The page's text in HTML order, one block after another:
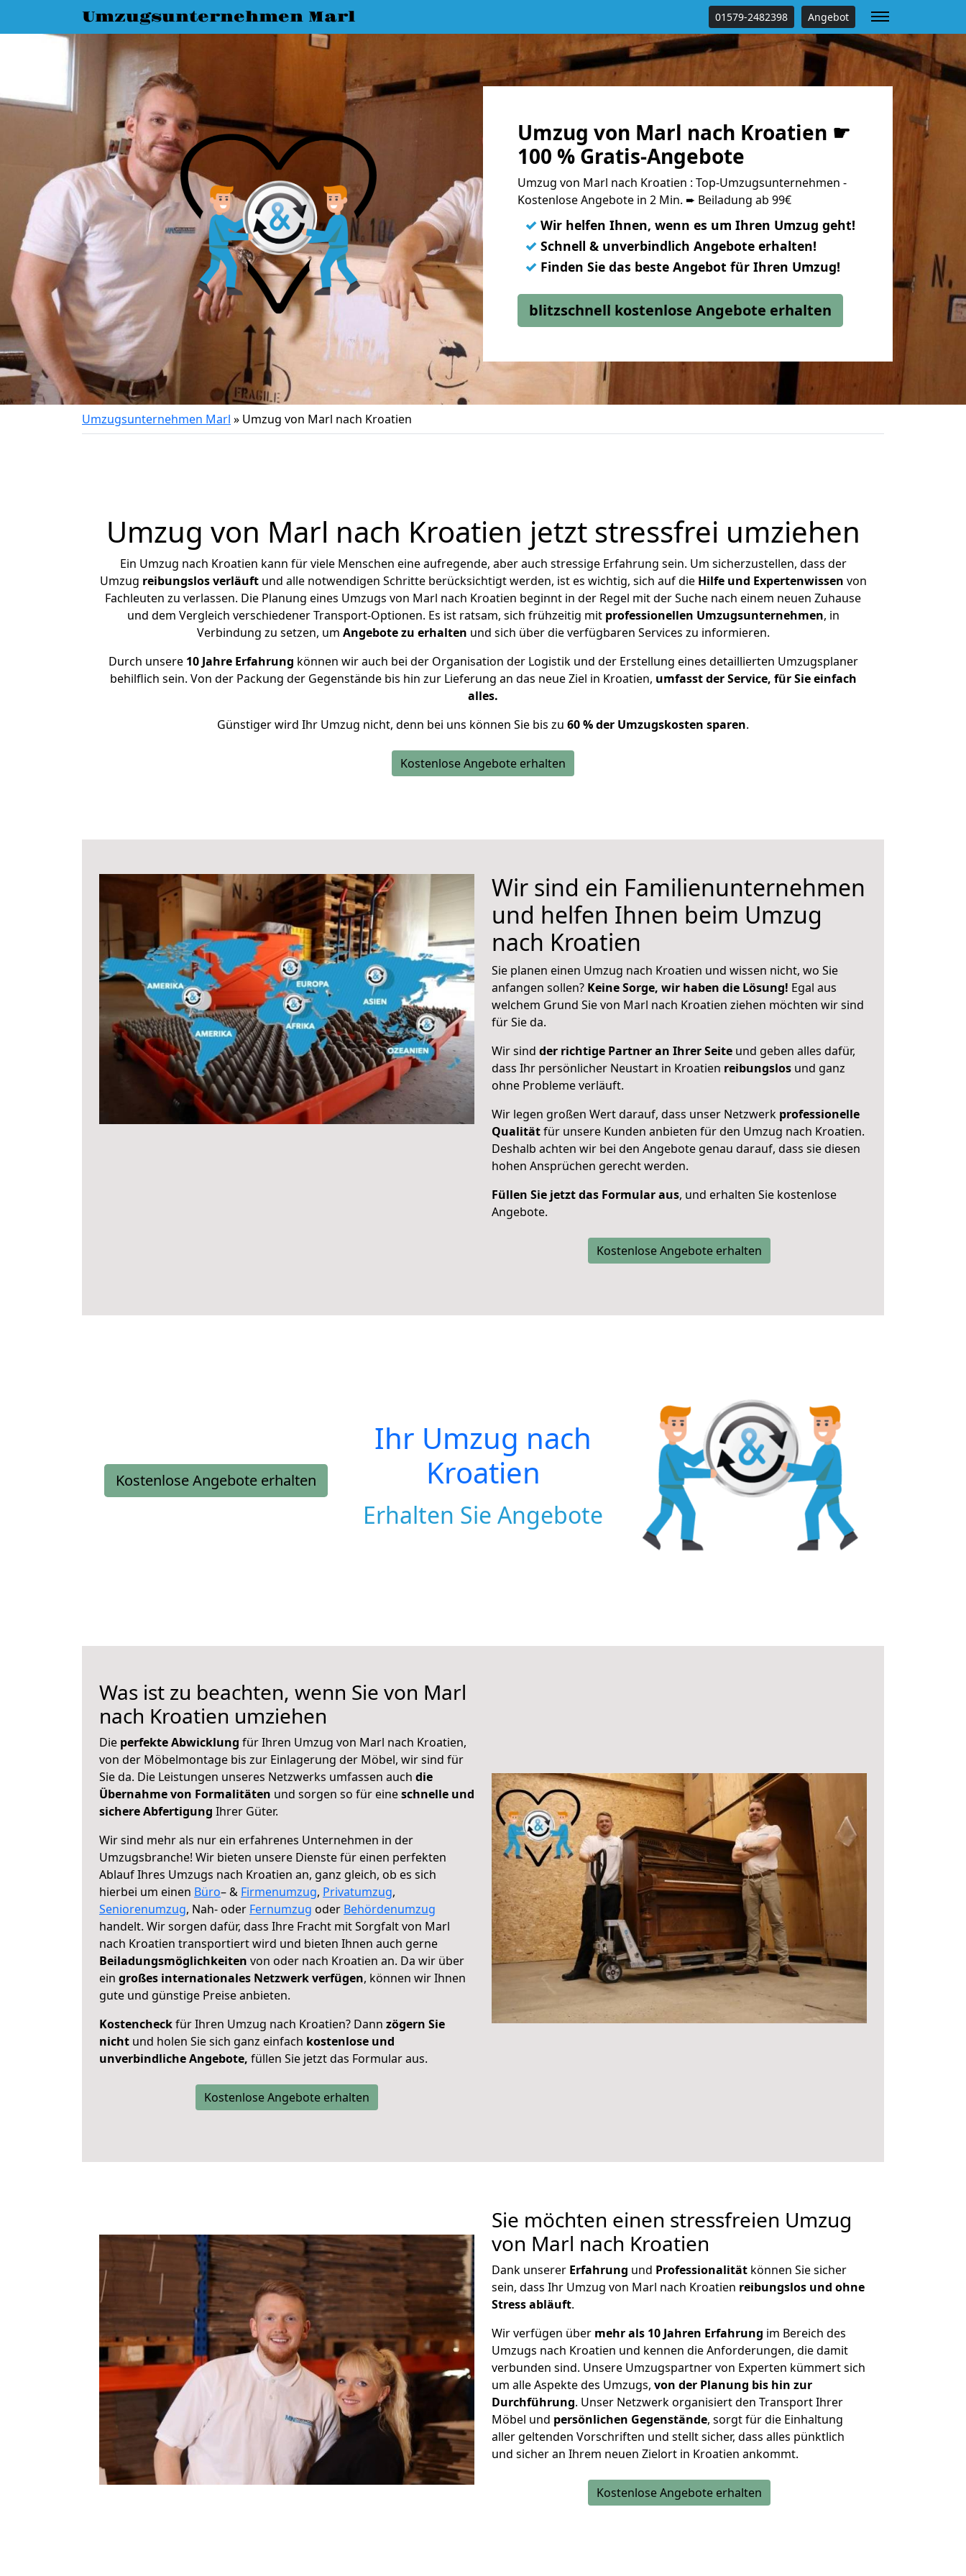
Umzugsunternehmen Marl 01579-2482398 Angebot
Umzug von Marl nach Kroatien ☛
100 % Gratis-Angebote
Umzug von Marl nach Kroatien : Top-Umzugsunternehmen -
Kostenlose Angebote in 2 Min. ➨ Beiladung ab 99€
✓ Wir helfen Ihnen, wenn es um Ihren Umzug geht!
✓ Schnell & unverbindlich Angebote erhalten!
✓ Finden Sie das beste Angebot für Ihren Umzug!
blitzschnell kostenlose Angebote erhalten
Umzugsunternehmen Marl » Umzug von Marl nach Kroatien
Umzug von Marl nach Kroatien jetzt stressfrei umziehen
Ein Umzug nach Kroatien kann für viele Menschen eine aufregende, aber auch stressige Erfahrung sein. Um sicherzustellen, dass der
Umzug reibungslos verläuftund alle notwendigen Schritte berücksichtigt werden, ist es wichtig, sich auf die Hilfe und Expertenwissen von
Fachleuten zu verlassen. Die Planung eines Umzugs von Marl nach Kroatien beginnt in der Regel mit der Suche nach einem neuen Zuhause
und dem Vergleich verschiedener Transport-Optionen. Es ist ratsam, sich frühzeitig mit professionellen Umzugsunternehmen, in
Verbindung zu setzen, um Angebote zu erhalten und sich über die verfügbaren Services zu informieren.
Durch unsere 10 Jahre Erfahrung können wir auch bei der Organisation der Logistik und der Erstellung eines detaillierten Umzugsplaner
behilflich sein. Von der Packung der Gegenstände bis hin zur Lieferung an das neue Ziel in Kroatien, umfasst der Service, für Sie einfach
alles.
Günstiger wird Ihr Umzug nicht, denn bei uns können Sie bis zu 60 % der Umzugskosten sparen.
Kostenlose Angebote erhalten
Wir sind ein Familienunternehmen
und helfen Ihnen beim Umzug
nach Kroatien
Sie planen einen Umzug nach Kroatien und wissen nicht, wo Sie
anfangen sollen? Keine Sorge, wir haben die Lösung! Egal aus
welchem Grund Sie von Marl nach Kroatien ziehen möchten wir sind
für Sie da.
Wir sind der richtige Partner an Ihrer Seite und geben alles dafür,
dass Ihr persönlicher Neustart in Kroatien reibungslos und ganz
ohne Probleme verläuft.
Wir legen großen Wert darauf, dass unser Netzwerk professionelle
Qualitätfür unsere Kunden anbieten für den Umzug nach Kroatien.
Deshalb achten wir bei den Angebote genau darauf, dass sie diesen
hohen Ansprüchen gerecht werden.
Füllen Sie jetzt das Formular aus, und erhalten Sie kostenlose
Angebote.
Kostenlose Angebote erhalten
Kostenlose Angebote erhalten
Ihr Umzug nach
Kroatien
Erhalten Sie Angebote
Was ist zu beachten, wenn Sie von Marl
nach Kroatien umziehen
Die perfekte Abwicklung für Ihren Umzug von Marl nach Kroatien,
von der Möbelmontage bis zur Einlagerung der Möbel, wir sind für
Sie da. Die Leistungen unseres Netzwerks umfassen auch die
Übernahme von Formalitäten und sorgen so für eineschnelle und
sichere Abfertigung Ihrer Güter.
Wir sind mehr als nur ein erfahrenes Unternehmen in der
Umzugsbranche! Wir bieten unsere Dienste für einen perfekten
Ablauf Ihres Umzugs nach Kroatien an, ganz gleich, ob es sich
hierbei um einen Büro– & Firmenumzug, Privatumzug,
Seniorenumzug, Nah- oder Fernumzug oder Behördenumzug
handelt. Wir sorgen dafür, dass Ihre Fracht mit Sorgfalt von Marl
nach Kroatien transportiert wird und bieten Ihnen auch gerne
Beiladungsmöglichkeiten von oder nach Kroatien an. Da wir über
ein großes internationales Netzwerk verfügen, können wir Ihnen
gute und günstige Preise anbieten.
Kostencheckfür Ihren Umzug nach Kroatien? Dann zögern Sie
nicht und holen Sie sich ganz einfach kostenlose und
unverbindliche Angebote, füllen Sie jetzt das Formular aus.
Kostenlose Angebote erhalten
Sie möchten einen stressfreien Umzug
von Marl nach Kroatien
Dank unserer Erfahrung und Professionalität können Sie sicher
sein, dass Ihr Umzug von Marl nach Kroatien reibungslos und ohne
Stress abläuft.
Wir verfügen über mehr als 10 Jahren Erfahrung im Bereich des
Umzugs nach Kroatien und kennen die Anforderungen, die damit
verbunden sind. Unsere Umzugspartner von Experten kümmert sich
um alle Aspekte des Umzugs, von der Planung bis hin zur
Durchführung. Unser Netzwerk organisiert den Transport Ihrer
Möbel und persönlichen Gegenstände, sorgt für die Einhaltung
aller geltenden Vorschriften und stellt sicher, dass alles pünktlich
und sicher an Ihrem neuen Zielort in Kroatien ankommt.
Kostenlose Angebote erhalten